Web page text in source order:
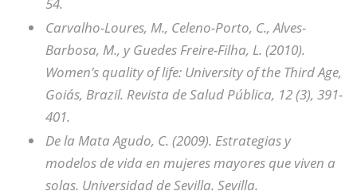
Carvalho-Loures, M., Celeno-Porto, C., Alves-
Barbosa, M., y Guedes Freire-Filha, L. (2010).
Women’s quality of life: University of the Third Age,
Goiás, Brazil. Revista de Salud Pública, 12 (3), 391-
401.
De la Mata Agudo, C. (2009). Estrategias y
modelos de vida en mujeres mayores que viven a
solas. Universidad de Sevilla. Sevilla.